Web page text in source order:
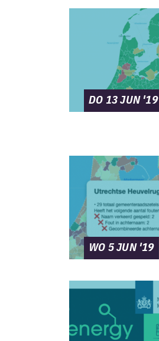
DO 13 JUN '19
WO 5 JUN '19